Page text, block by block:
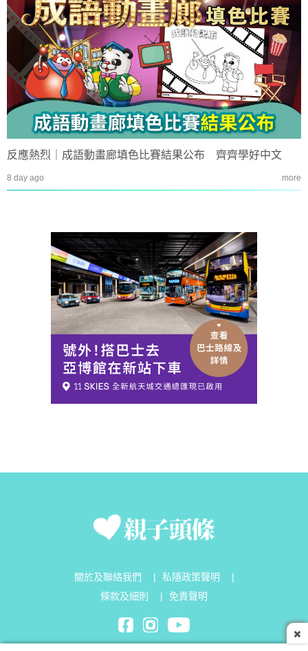
反應熱烈｜成語動畫廊填色比賽結果公布 齊齊學好中文
8 day ago more
關於及聯絡我們 私隱政策聲明
條款及細則
免責聲明